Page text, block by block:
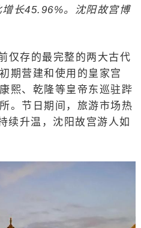
长45.96%。沈阳故宫博
仅存的最完整的两大古代
期营建和使用的皇家宫
熙、乾隆等皇帝东巡驻跸
。节日期间，旅游市场热
续升温，沈阳故宫游人如